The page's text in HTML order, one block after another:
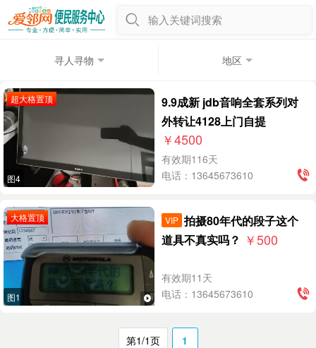
输入关键词搜索
寻人寻物 地区
超大格置顶
图4
9.9成新 jdb音响全套系列对
外转让4128上门自提
￥4500
有效期116天
电话：13645673610
大格置顶
图1
VIP 拍摄80年代的段子这个
道具不真实吗？ ￥500
有效期11天
电话：13645673610
第1/1页 1